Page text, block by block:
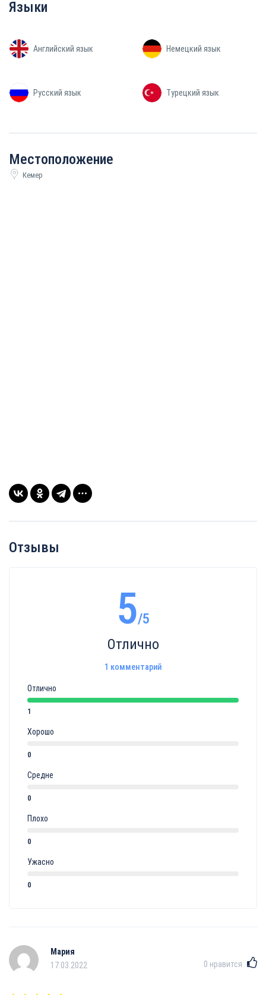
Языки
Английский язык Немецкий язык
Русский язык Турецкий язык
Местоположение
Кемер
Отзывы
5/5
Отлично
1 комментарий
Отлично
1
Хорошо
0
Средне
0
Плохо
0
Ужасно
0
Мария
17.03.2022
0 нравится